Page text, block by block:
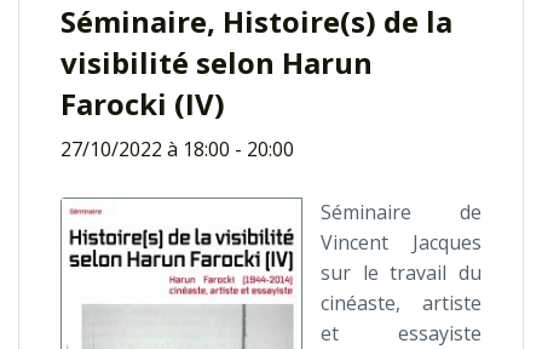
Séminaire, Histoire(s) de la
visibilité selon Harun
Farocki (IV)
27/10/2022 à 18:00 - 20:00
Séminaire de
Vincent Jacques
sur le travail du
cinéaste, artiste
et essayiste